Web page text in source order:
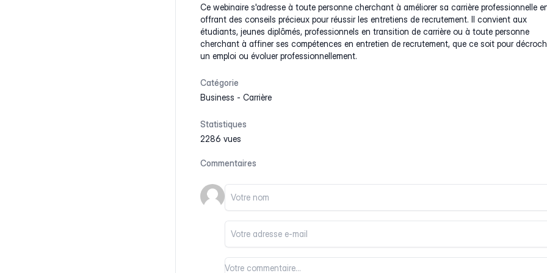
Ce webinaire s'adresse à toute personne cherchant à améliorer sa carrière professionnelle
offrant des conseils précieux pour réussir les entretiens de recrutement. Il convient aux
étudiants, jeunes diplômés, professionnels en transition de carrière ou à toute personne
cherchant à affiner ses compétences en entretien de recrutement, que ce soit pour
un emploi ou évoluer professionnellement.
Catégorie
Business - Carrière
Statistiques
2286 vues
Commentaires
Votre nom
Votre email
Votre commentaire
Votre commentaire